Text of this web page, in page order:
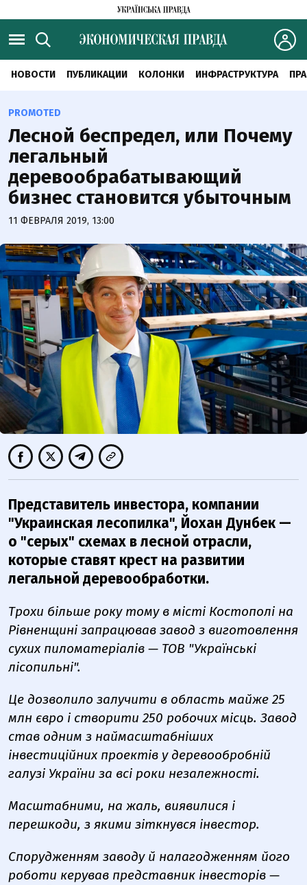
НОВОСТИ ПУБЛИКАЦИИ КОЛОНКИ ИНФРАСТРУКТУРА
PROMOTED
Лесной беспредел, или Почему
легальный
деревообрабатывающий
бизнес становится убыточным
11 ФЕВРАЛЯ 2019, 13:00
Представитель инвестора, компании
"Украинская лесопилка", Йохан Дунбек —
о "серых" схемах в лесной отрасли,
которые ставят крест на развитии
легальной деревообработки.
Трохи більше року тому в місті Костополі на
Рівненщині запрацював завод з виготовлення
сухих пиломатеріалів — ТОВ "Українські
лісопильні".
Це дозволило залучити в область майже 25
млн євро і створити 250 робочих місць. Завод
став одним з наймасштабніших
інвестиційних проектів у деревообробній
галузі України за всі роки незалежності.
Масштабними, на жаль, виявилися і
перешкоди, з якими зіткнувся інвестор.
Спорудженням заводу й налагодженням його
роботи керував представник інвесторів —